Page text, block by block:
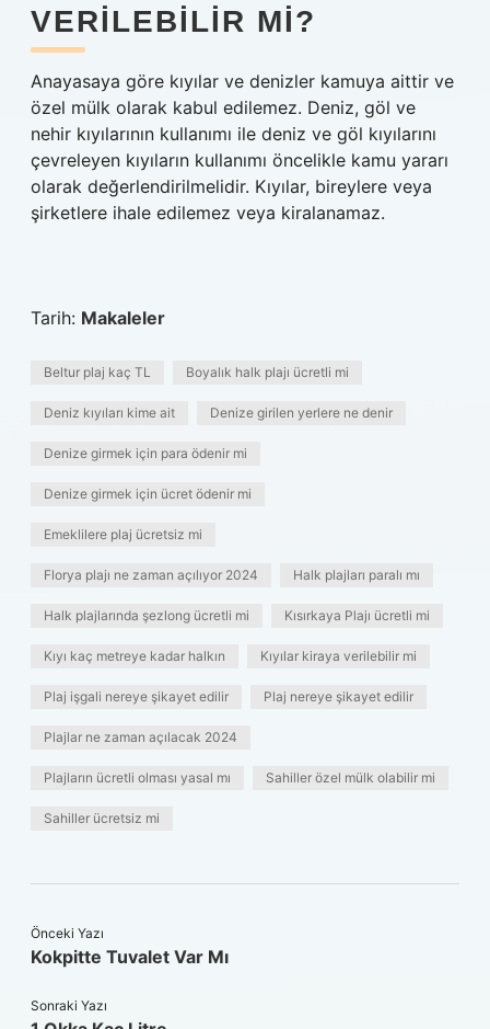
VERILEBILIR MI?
Anayasaya göre kıyılar ve denizler kamuya aittir ve
özel mülk olarak kabul edilemez. Deniz, göl ve
nehir kıyılarının kullanımı ile deniz ve göl kıyılarını
çevreleyen kıyıların kullanımı öncelikle kamu yararı
olarak değerlendirilmelidir. Kıyılar, bireylere veya
şirketlere ihale edilemez veya kiralanamaz.
Tarih: Makaleler
Beltur plaj kaç TL Boyalık halk plajı ücretli mi
Deniz kıyıları kime ait Denize girilen yerlere ne denir
Denize girmek için para ödenir mi
Denize girmek için ücret ödenir mi
Emeklilere plaj ücretsiz mi
Florya plajı ne zaman açılıyor 2024 Halk plajları paralı mı
Halk plajlarında şezlong ücretli mi Kısırkaya Plajı ücretli mi
Kıyı kaç metreye kadar halkın Kıyılar kiraya verilebilir mi
Plaj işgali nereye şikayet edilir Plaj nereye şikayet edilir
Plajlar ne zaman açılacak 2024
Plajların ücretli olması yasal mı Sahiller özel mülk olabilir mi
Sahiller ücretsiz mi
Önceki Yazı
Kokpitte Tuvalet Var Mı
Sonraki Yazı